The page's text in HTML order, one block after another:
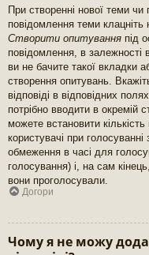
При створенні нової теми
повідомлення теми
Створити опитування під
повідомлення, в залежності
ви не бачите такої вкладки
створення опитувань.
відповіді в відповідних
потрібно вводити в окремій
можете встановити кількість
користувачі при голосуванні
обмеження в часі для
голосування) і, на сам
вони проголосували.
Догори
Чому я не можу